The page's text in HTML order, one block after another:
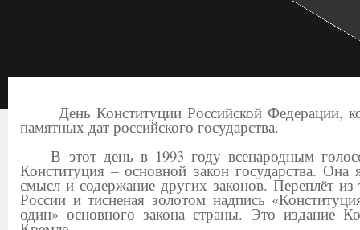
День Конституции Российской Федерации,
памятных дат российского государства.
В этот день в 1993 году всенародным
Конституция – основной закон государства.
смысл и содержание других законов. Переплёт
России и тисненая золотом надпись
один» основного закона страны. Это издание